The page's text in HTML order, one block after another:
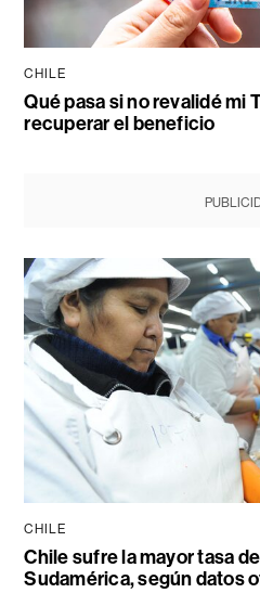
CHILE
Qué pasa si no revalidé mi
recuperar el beneficio
CHILE
Chile sufre la mayor tasa
Sudamérica, según datos